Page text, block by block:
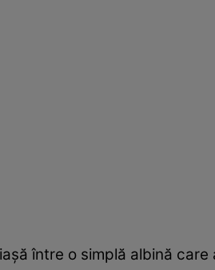
între o simplă albină